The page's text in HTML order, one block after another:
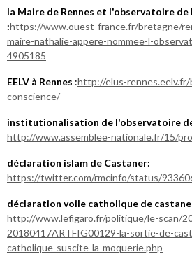
la Maire de Rennes et l'observatoire
:https://www.ouest-france.fr/bretagne/
maire-nathalie-appere-nommee-l-
4905185
EELV à Rennes :http://elus-
conscience/
institutionalisation de l'observatoire
http://www.assemblee-nationale.fr/15/
déclaration islam de Castaner:
https://twitter.com/rmcinfo/status/
déclaration voile catholique de
http://www.lefigaro.fr/politique/le-scan/
20180417ARTFIG00129-la-sortie-de-
catholique-suscite-la-moquerie.php